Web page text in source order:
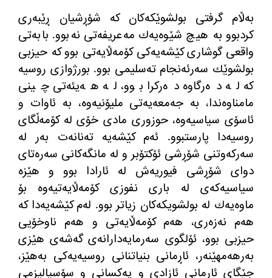
بەڵام گرفتی بولشوێكەكان كە شۆڕشیان ڕێبەری
كردبوو بە هیچ شێوەیەك مەعریفەتی نەبوو. بابەتی
واقعی گوشاری كێشەیەكی كۆمەڵایەتی بوو كە حیزبی
بولشوێك سەرئەنجام تەسلیمی بوو. بورژوازی روسیە
كە لە دەرگاوە دەركرا بوو، لە هەیئەتی چینی
مامناوەندا، بە جەمعەیەتی ملیۆنیەوە، بە ئاوات و
ئاسۆی سیاسیەوە، حوزوری مادی خۆی لە كۆمەڵگای
روسیەدا پارستبوو. ئەم كێشەیە تەنانەت بەر لە
سەركەوتنی شۆڕشی ئۆكتۆبر و لە مانگەكانی سەرەتای
دوای شۆڕشی فیوریەش لە ئارادا بوو و هێزە
سیاسیەكەی لە باری نفوزی كۆمەڵایەتیەوە بۆ
ماوەیەك لە بولشویكەكان زیاتر بوو. لەم كێشەیەدا كە
هەم نەزەری، هەم كۆمەڵایەتی و هەم ناوخۆیی
حیزبی بوو، ئۆلگوی سەرمایەدارانەی گەشەی هێزی
بەرهەمهێنەر، ئاڕمانی بنیاتنانی روسیەیەكی بەهێز،
جێگای ئارمانی ئازادی و یەكسانی و سۆسیالیزمی